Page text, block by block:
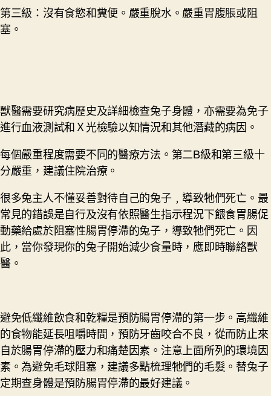
第三級：沒有食慾和糞便。嚴重脫水。嚴重胃腹脹或阻
塞。
獸醫需要研究病歷史及詳細檢查兔子身體，亦需要為免子
進行血液測試和Ｘ光檢驗以知情況和其他潛藏的病因。
每個嚴重程度需要不同的醫療方法。第二B級和第三級十
分嚴重，建議住院治療。
很多兔主人不懂妥善對待自己的兔子﹐導致牠們死亡。最
常見的錯誤是自行及沒有依照醫生指示程況下餵食胃腸促
動藥給處於阻塞性腸胃停滯的兔子，導致牠們死亡。因
此，當你發現你的兔子開始減少食量時，應即時聯絡獸
醫。
避免低纖維飲食和乾糧是預防腸胃停滯的第一步。高纖維
的食物能延長咀嚼時間，預防牙齒咬合不良，從而防止來
自於腸胃停滯的壓力和痛楚因素。注意上面所列的環境因
素。為避免毛球阻塞，建議多點梳理牠們的毛髮。替兔子
定期查身體是預防腸胃停滯的最好建議。